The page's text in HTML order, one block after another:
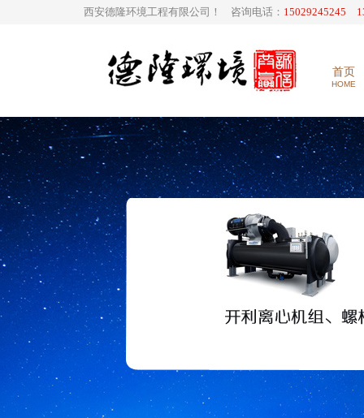
西安德隆环境工程有限公司！ 咨询电话： 15029245245
首页
HOME